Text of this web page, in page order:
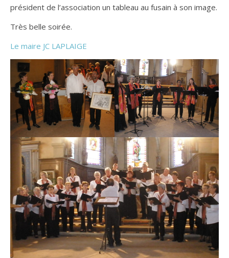
président de l’association un tableau au fusain à son image.
Très belle soirée.
Le maire JC LAPLAIGE